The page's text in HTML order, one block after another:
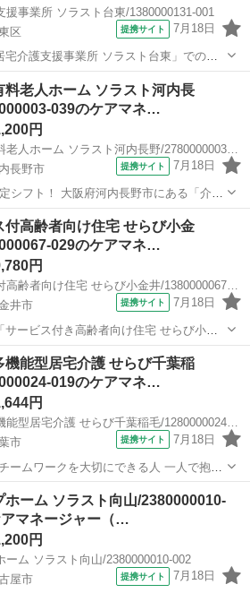
援事業所 ソラスト台東/1380000131-001
区
提携サイト 7月18日
介護支援事業所 ソラスト台東」でのケ
人募集。 介護支援専門員の資格と居宅ケ
。 ◎介護支援専門員更新研
！ ...
ージャー
料老人ホーム ソラスト河内長
039のケアマネ…
円
介護付有料老人ホーム ソラスト河内長野/2780000003-039
長野市
提携サイト 7月18日
シフト！ 大阪府河内長野市にある「介護
内長野」でケアマネージャー（計画作成
ら情...
アマネージャー
付高齢者向け住宅 せらび小金
029のケアマネ…
円
サービス付高齢者向け住宅 せらび小金井/1380000067-029
井市
提携サイト 7月18日
ービス付き高齢者向け住宅 せらび小金
動時間ナシ！効率ワー
転車やバイクで走まわる必要はありませ
じ建...
マネージャー
機能型居宅介護 せらび千葉稲
019のケアマネ…
円
小規模多機能型居宅介護 せらび千葉稲毛/1280000024-019
市
提携サイト 7月18日
ムワークを大切にできる人 一人で抱え
看護師や介護職がいます。「これどう思
談できる人に向いています♪ ◎臨機応変
更に...
ネージャー
ホーム ソラスト向山/2380000010-
マネージャー（…
円
ーム ソラスト向山/2380000010-002
屋市
提携サイト 7月18日